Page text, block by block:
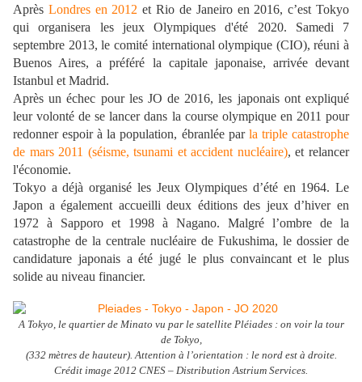
Après Londres en 2012 et Rio de Janeiro en 2016, c’est Tokyo
qui organisera les jeux Olympiques d'été 2020. Samedi 7
septembre 2013, le comité international olympique (CIO), réuni à
Buenos Aires, a préféré la capitale japonaise, arrivée devant
Istanbul et Madrid.
Après un échec pour les JO de 2016, les japonais ont expliqué
leur volonté de se lancer dans la course olympique en 2011 pour
redonner espoir à la population, ébranlée par la triple catastrophe
de mars 2011 (séisme, tsunami et accident nucléaire), et relancer
l'économie.
Tokyo a déjà organisé les Jeux Olympiques d’été en 1964. Le
Japon a également accueilli deux éditions des jeux d’hiver en
1972 à Sapporo et 1998 à Nagano. Malgré l’ombre de la
catastrophe de la centrale nucléaire de Fukushima, le dossier de
candidature japonais a été jugé le plus convaincant et le plus
solide au niveau financier.
A Tokyo, le quartier de Minato vu par le satellite Pléiades : on voir la tour
de Tokyo,
(332 mètres de hauteur). Attention à l’orientation : le nord est à droite.
Crédit image 2012 CNES – Distribution Astrium Services.